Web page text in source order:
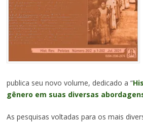
publica seu novo volume, dedicado a “
gênero em suas diversas
As pesquisas voltadas para os mais